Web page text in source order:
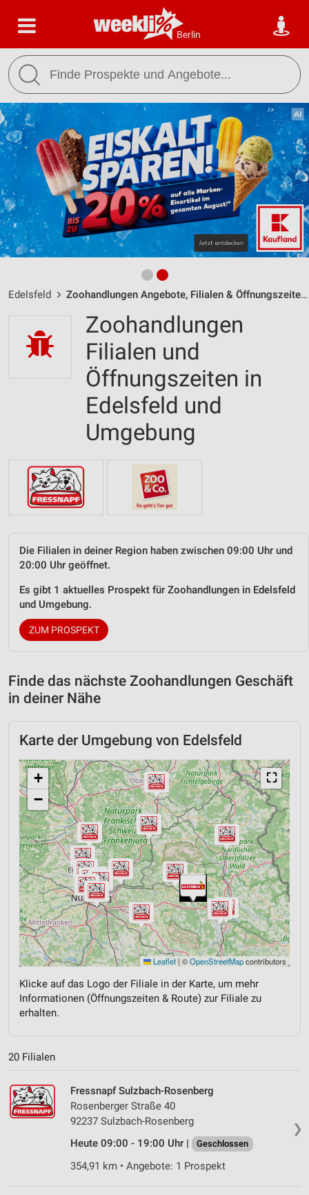
Berlin
Edelsfeld Zoohandlungen Angebote, Filialen & Öffnungszeiten
Zoohandlungen
Filialen und
Öffnungszeiten in
Edelsfeld und
Umgebung
Die Filialen in deiner Region haben zwischen 09:00 Uhr und
20:00 Uhr geöffnet.
Es gibt 1 aktuelles Prospekt für Zoohandlungen in Edelsfeld
und Umgebung.
ZUM PROSPEKT
Finde das nächste Zoohandlungen Geschäft
in deiner Nähe
Karte der Umgebung von Edelsfeld
⛶
+
−
Leaflet | ©OpenStreetMapcontributors
Klicke auf das Logo der Filiale in der Karte, um mehr
Informationen (Öffnungszeiten & Route) zur Filiale zu
erhalten.
20 Filialen
❯
Fressnapf Sulzbach-Rosenberg
Rosenberger Straße 40
92237 Sulzbach-Rosenberg
Heute 09:00 - 19:00 Uhr |
Geschlossen
354,91 km • Angebote: 1 Prospekt